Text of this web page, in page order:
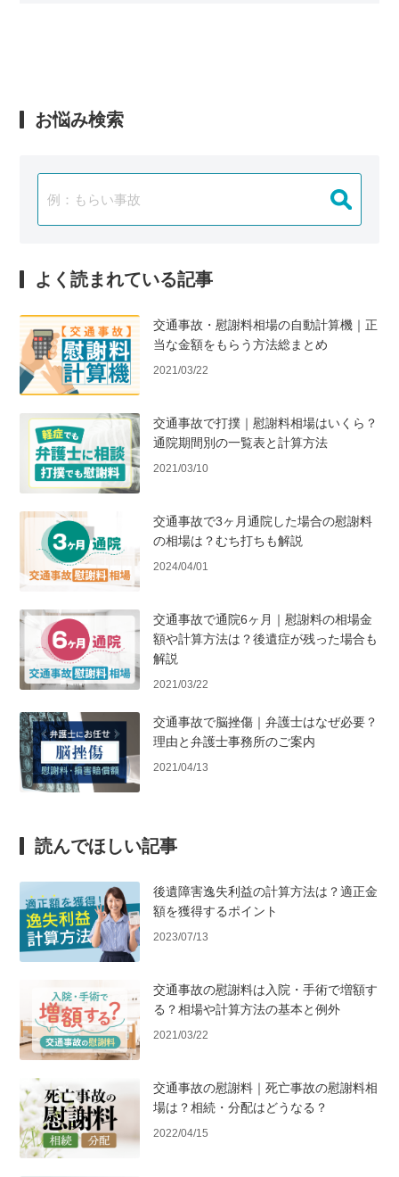
お悩み検索
よく読まれている記事
交通事故・慰謝料相場の自動計算機｜正
当な金額をもらう方法総まとめ
2021/03/22
交通事故で打撲｜慰謝料相場はいくら？
通院期間別の一覧表と計算方法
2021/03/10
交通事故で3ヶ月通院した場合の慰謝料
の相場は？むち打ちも解説
2024/04/01
交通事故で通院6ヶ月｜慰謝料の相場金
額や計算方法は？後遺症が残った場合も
解説
2021/03/22
交通事故で脳挫傷｜弁護士はなぜ必要？
理由と弁護士事務所のご案内
2021/04/13
読んでほしい記事
後遺障害逸失利益の計算方法は？適正金
額を獲得するポイント
2023/07/13
交通事故の慰謝料は入院・手術で増額す
る？相場や計算方法の基本と例外
2021/03/22
交通事故の慰謝料｜死亡事故の慰謝料相
場は？相続・分配はどうなる？
2022/04/15